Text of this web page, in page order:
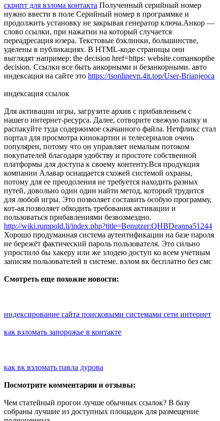
скрипт для взлома контакта Полученный серийный номер
нужно ввести в поле Серийный номер в программке и
продолжить установку не закрывая генератор ключа.Анкор —
слово ссылки, при нажатии на который случается
переадресация юзера. Текстовые бэклинки, большинстве,
уделены в публикациях. В HTML-коде страницы они
выглядят например: the decision href=https: website.comанкорthe
decision. Ссылки все быть анкорными и безанкорными. авто
индексация на сайте это https://tsonlinevn.4it.top/User-Brianjeoca
индексация ссылок
Для активации игры, загрузите архив с прибавленьем с
нашего интернет-ресурса. Далее, сотворите свежую папку и
распакуйте туда содержимое скачанного файла. Нетфликс стал
портал для просмотра кинокартин и телесериалов очень
популярен, потому что он управляет немалым потоком
покупателей благодаря удобству и простоте собственной
платформы для доступа к своему контенту.Вся продукция
компании Алавар оснащается схожей системой охраны,
потому для ее преодоления не требуется находить разных
путей, довольно один один найти метод, который трудится
для любой игры. Это позволяет составить особую программу,
кот-ая позволяет обходить требования активации и
пользоваться прибавлениями безвозмездно.
http://wiki.rumpold.li/index.php?title=Benutzer:QHBDeanna51244
Хорошо продуманная система аутентификации на базе пароля
не бережёт фактический пароль пользователя. Это сильно
упростило бы хакеру или же злодею доступ ко всем учетным
записям пользователей в системе. взлом вк бесплатно без смс
Смотреть еще похожие новости:
индексирование сайта поисковыми системами сети интернет
как взломать запорожье в контакте
как вк взломать павла дурова
Посмотрите комментарии и отзывы:
Чем статейный прогон лучше обычных ссылок? В базу
собраны лучшие из доступных площадок для размещение